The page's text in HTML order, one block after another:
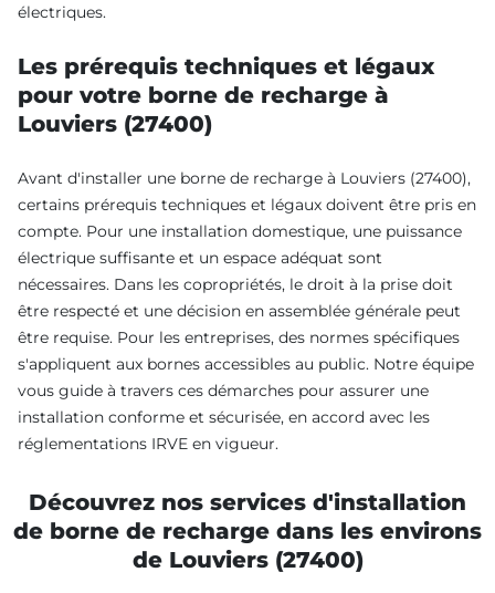
électriques.
Les prérequis techniques et légaux
pour votre borne de recharge à
Louviers (27400)
Avant d'installer une borne de recharge à Louviers (27400),
certains prérequis techniques et légaux doivent être pris en
compte. Pour une installation domestique, une puissance
électrique suffisante et un espace adéquat sont
nécessaires. Dans les copropriétés, le droit à la prise doit
être respecté et une décision en assemblée générale peut
être requise. Pour les entreprises, des normes spécifiques
s'appliquent aux bornes accessibles au public. Notre équipe
vous guide à travers ces démarches pour assurer une
installation conforme et sécurisée, en accord avec les
réglementations IRVE en vigueur.
Découvrez nos services d'installation
de borne de recharge dans les environs
de Louviers (27400)